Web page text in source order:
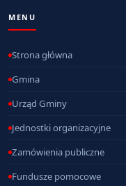
MENU
Strona główna
Gmina
Urząd Gminy
Jednostki organizacyjne
Zamówienia publiczne
Fundusze pomocowe